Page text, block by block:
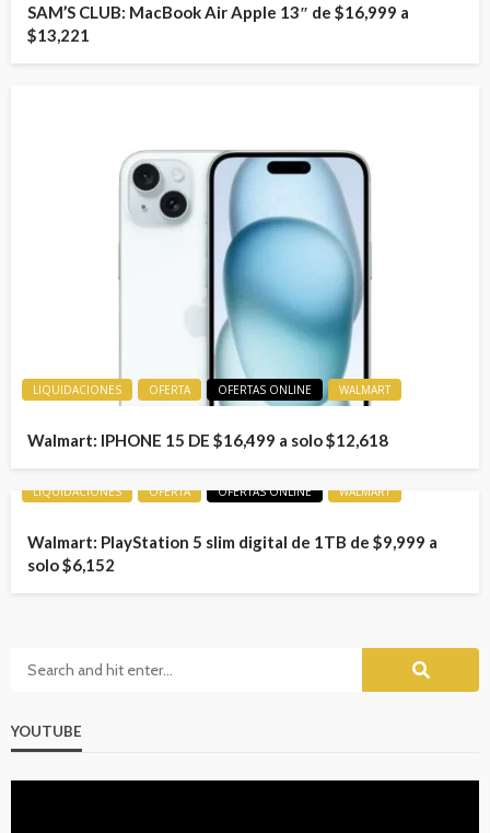
SAM’S CLUB: MacBook Air Apple 13″ de $16,999 a
$13,221
LIQUIDACIONES OFERTA OFERTAS ONLINE WALMART
Walmart: IPHONE 15 DE $16,499 a solo $12,618
LIQUIDACIONES OFERTA OFERTAS ONLINE WALMART
Walmart: PlayStation 5 slim digital de 1TB de $9,999 a
solo $6,152
YOUTUBE